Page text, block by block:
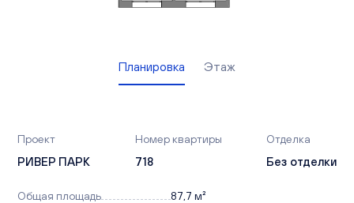
Планировка Этаж
Проект
РИВЕР ПАРК
Номер квартиры
718
Отделка
Без отделки
Общая площадь
87,7 м²